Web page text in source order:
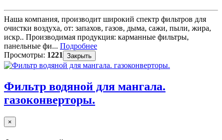
Наша компания, производит широкий спектр фильтров для
очистки воздуха, от: запахов, газов, дыма, сажи, пыли, жира,
искр.. Производимая продукция: карманные фильтры,
панельные фи... Подробнее
Просмотры: 1221 Закрыть
Фильтр водяной для мангала.
газоконверторы.
×